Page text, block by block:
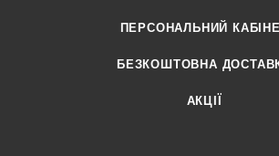
ПЕРСОНАЛЬНИЙ
БЕЗКОШТОВНА
АКЦІЇ